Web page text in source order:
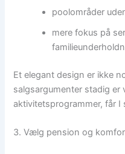
poolområder
mere fokus på
Et elegant design er ikke
salgsargumenter stadig er
aktivitetsprogrammer, får
3. Vælg pension og